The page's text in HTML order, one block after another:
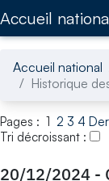
Accueil
Accueil national
Historique
Pages : 1 2 3 4
Tri décroissant :
20/12/2024 -